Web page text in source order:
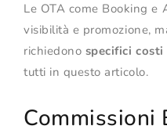
Le OTA come Booking e
visibilità e promozione,
richiedono specifici costi
tutti in questo articolo.
Commissioni